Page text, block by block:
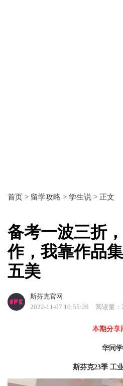
首页 > 留学攻略 > 学生说 > 正文
备考一波三折
作，我靠作品
五美
斯芬克官网
2022-11-07 10:55:28
阅读量：
本期分享
华同学
斯芬克23季 工